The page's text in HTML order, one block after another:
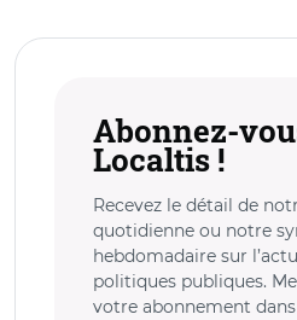
Abonnez-
Localtis !
Recevez le détail de
quotidienne ou notre
hebdomadaire sur
politiques publiques.
votre abonnement